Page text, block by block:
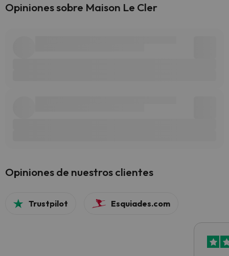
Opiniones sobre Maison Le Cler
Opiniones de nuestros clientes
Trustpilot Esquiades.com